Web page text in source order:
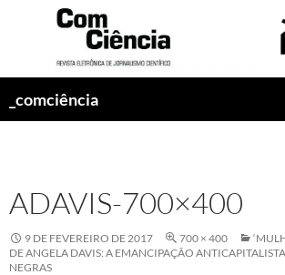
_comciência
ADAVIS-700×400
9 DE FEVEREIRO DE 2017 700 × 400
DE ANGELA DAVIS: A EMANCIPAÇÃO
NEGRAS